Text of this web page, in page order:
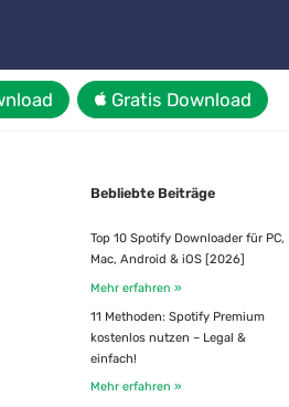
Gratis Download
Bebliebte Beiträge
Top 10 Spotify Downloader für PC,
Mac, Android & iOS [2026]
Mehr erfahren »
11 Methoden: Spotify Premium
kostenlos nutzen – Legal &
einfach!
Mehr erfahren »